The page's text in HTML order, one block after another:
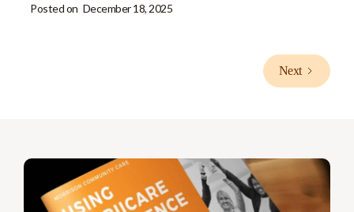
Posted on December 18, 2025
Next